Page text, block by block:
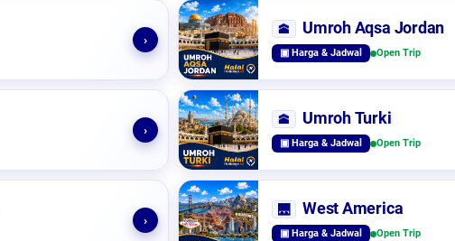
›
🕋 Umroh Aqsa Jordan
▣ Harga & Jadwal Open Trip
›
🕋 Umroh Turki
▣ Harga & Jadwal Open Trip
›
🌉 West America
▣ Harga & Jadwal Open Trip